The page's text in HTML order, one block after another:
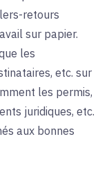
retours
sur papier.
les
etc. sur
les permis,
juridiques, etc.
aux bonnes